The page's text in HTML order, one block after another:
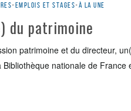
•Emplois et stages•À la une
du patrimoine
patrimoine et du directeur,
nationale de France